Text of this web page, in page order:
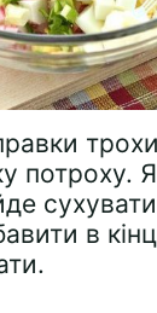
потроху.
в